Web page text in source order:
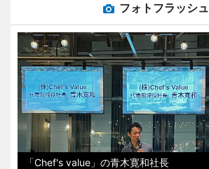
フォトフラッシュ
「Chef's value」の青木寛和社長